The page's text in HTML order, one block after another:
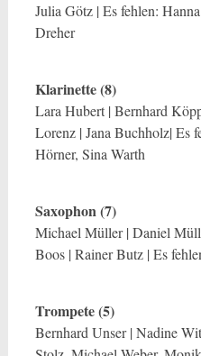
Julia Götz | Es fehlen:
Dreher
Klarinette (8)
Lara Hubert | Bernhard
Lorenz | Jana Buchholz| Es
Hörner, Sina Warth
Saxophon (7)
Michael Müller | Daniel
Boos | Rainer Butz | Es
Trompete (5)
Bernhard Unser | Nadine